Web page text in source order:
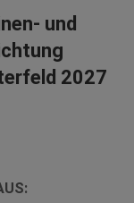
und
2027